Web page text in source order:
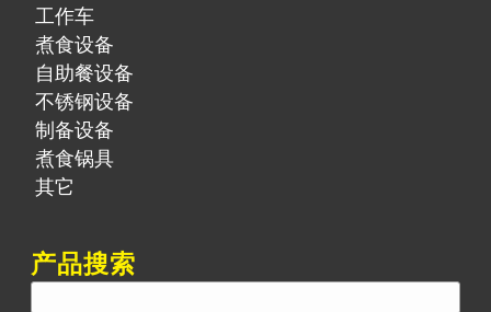
工作车
煮食设备
自助餐设备
不锈钢设备
制备设备
煮食锅具
其它
产品搜索